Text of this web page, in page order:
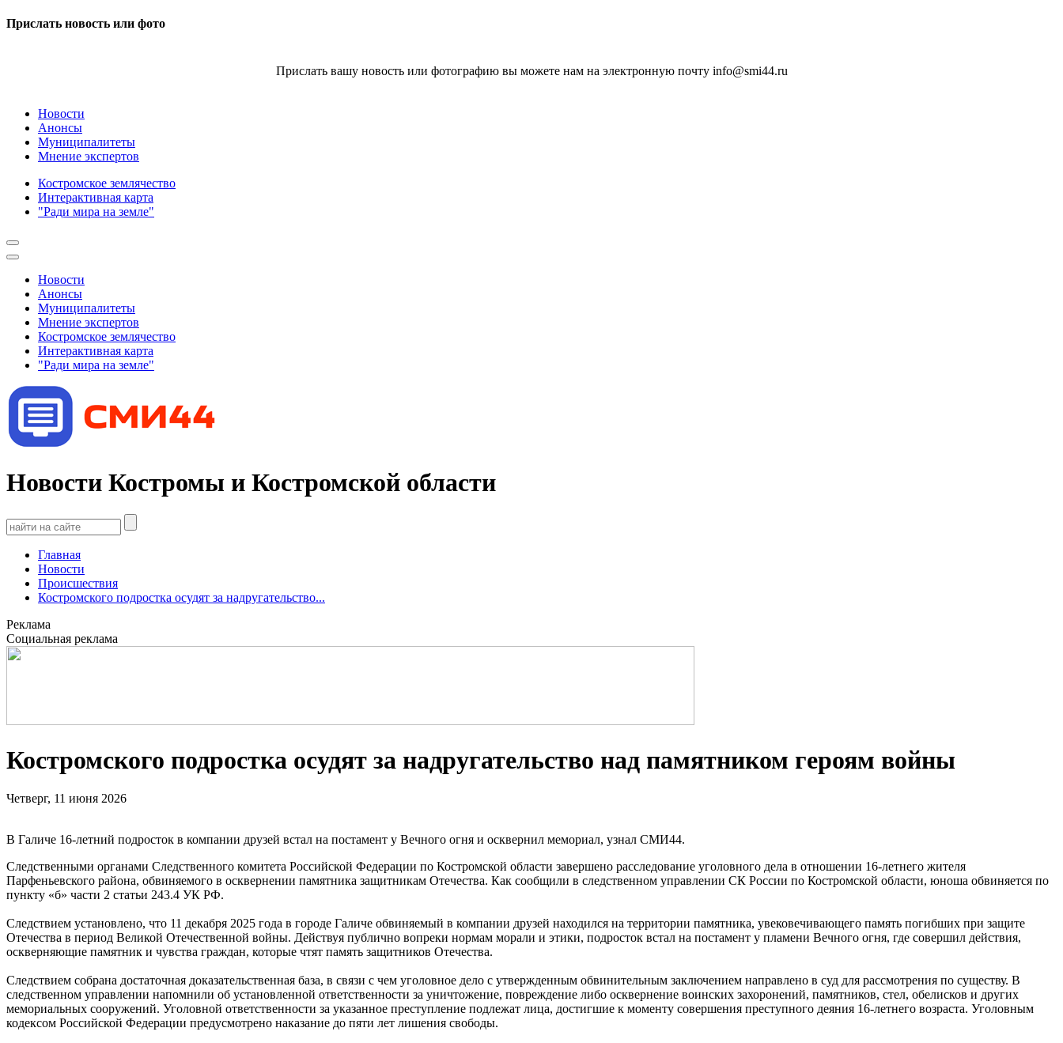
Прислать новость или фото
Прислать вашу новость или фотографию вы можете нам на электронную почту info@smi44.ru
Новости
Анонсы
Муниципалитеты
Мнение экспертов
Костромское землячество
Интерактивная карта
"Ради мира на земле"
Новости
Анонсы
Муниципалитеты
Мнение экспертов
Костромское землячество
Интерактивная карта
"Ради мира на земле"
Новости Костромы и Костромской области
Главная
Новости
Происшествия
Костромского подростка осудят за надругательство...
Реклама
Социальная реклама
Костромского подростка осудят за надругательство над памятником героям войны
Четверг, 11 июня 2026
В Галиче 16-летний подросток в компании друзей встал на постамент у Вечного огня и осквернил мемориал, узнал СМИ44.
Следственными органами Следственного комитета Российской Федерации по Костромской области завершено расследование уголовного дела в отношении 16-летнего жителя
Парфеньевского района, обвиняемого в осквернении памятника защитникам Отечества. Как сообщили в следственном управлении СК России по Костромской области, юноша обвиняется по
пункту «б» части 2 статьи 243.4 УК РФ.
Следствием установлено, что 11 декабря 2025 года в городе Галиче обвиняемый в компании друзей находился на территории памятника, увековечивающего память погибших при защите
Отечества в период Великой Отечественной войны. Действуя публично вопреки нормам морали и этики, подросток встал на постамент у пламени Вечного огня, где совершил действия,
оскверняющие памятник и чувства граждан, которые чтят память защитников Отечества.
Следствием собрана достаточная доказательственная база, в связи с чем уголовное дело с утвержденным обвинительным заключением направлено в суд для рассмотрения по существу. В
следственном управлении напомнили об установленной ответственности за уничтожение, повреждение либо осквернение воинских захоронений, памятников, стел, обелисков и других
мемориальных сооружений. Уголовной ответственности за указанное преступление подлежат лица, достигшие к моменту совершения преступного деяния 16-летнего возраста. Уголовным
кодексом Российской Федерации предусмотрено наказание до пяти лет лишения свободы.